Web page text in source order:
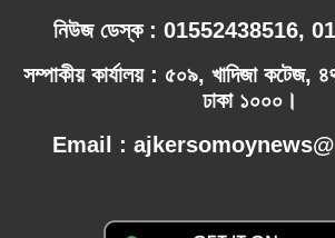
নিউজ ডেস্ক : 01552438516,
সম্পাকীয় কার্যালয় : ৫০৯, খাদিজা কটেজ,
ঢাকা ১০০০।
Email :